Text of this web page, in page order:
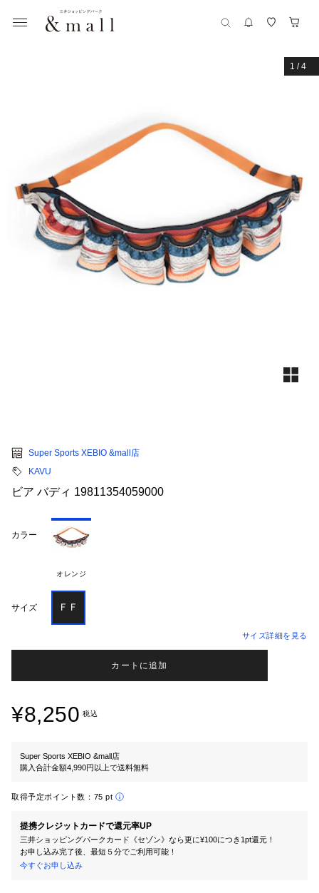
1 /4
Super Sports XEBIO &mall店
KAVU
ビア バディ 19811354059000
カラー
オレンジ
サイズ ＦＦ
サイズ詳細を見る
カートに追加
¥8,250 税込
Super Sports XEBIO &mall店
購入合計金額4,990円以上で送料無料
取得予定ポイント数： 75 pt
提携クレジットカードで還元率UP
三井ショッピングパークカード《セゾン》なら更に¥100につき1pt還元！
お申し込み完了後、最短５分でご利用可能！
今すぐお申し込み